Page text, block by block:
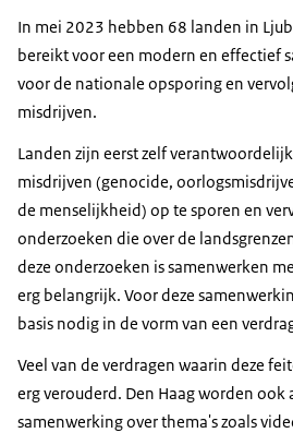
In mei 2023 hebben 68 landen in
bereikt voor een modern en effectief
voor de nationale opsporing en
misdrijven.
Landen zijn eerst zelf
misdrijven (genocide,
de menselijkheid) op te sporen en
onderzoeken die over de
deze onderzoeken is samenwerken
erg belangrijk. Voor deze
basis nodig in de vorm van een
Veel van de verdragen waarin deze
erg verouderd. Den Haag worden
samenwerking over thema's zoals